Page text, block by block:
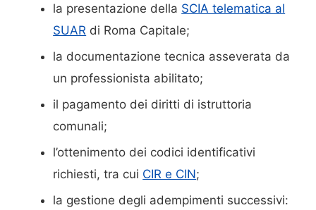
la presentazione della SCIA telematica al
SUAR di Roma Capitale;
la documentazione tecnica asseverata da
un professionista abilitato;
il pagamento dei diritti di istruttoria
comunali;
l’ottenimento dei codici identificativi
richiesti, tra cui CIR e CIN;
la gestione degli adempimenti successivi: